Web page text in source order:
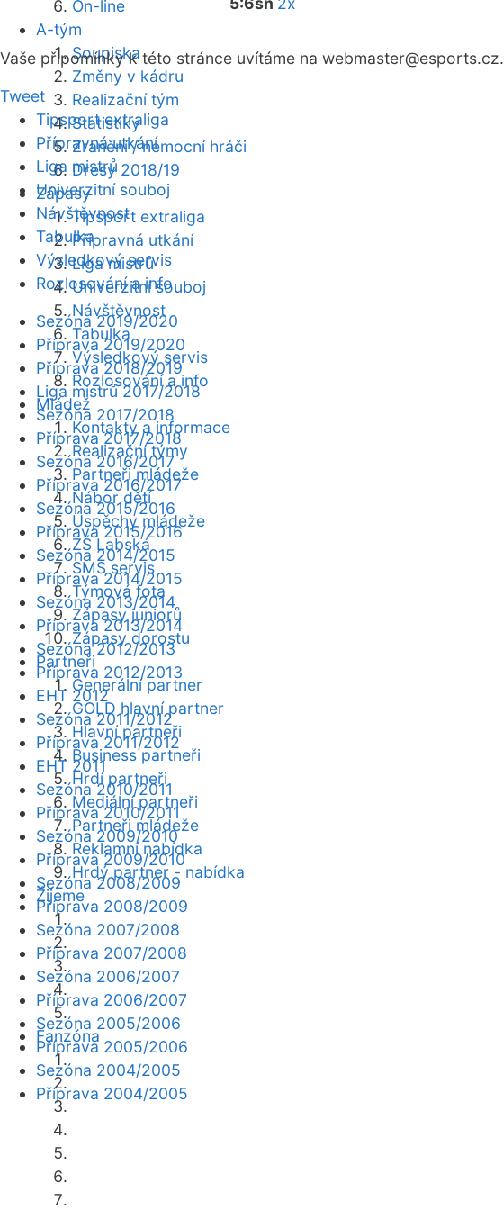
On-line
A-tým
Soupiska
Změny v kádru
Realizační tým
Statistiky
Zranění / nemocní hráči
Dresy 2018/19
Zápasy
Tipsport extraliga
Přípravná utkání
Liga mistrů
Univerzitní souboj
Návštěvnost
Tabulka
Výsledkový servis
Rozlosování a info
Mládež
Kontakty a informace
Realizační týmy
Partneři mládeže
Nábor dětí
Úspěchy mládeže
ZŠ Labská
SMS servis
Týmová fota
Zápasy juniorů
Zápasy dorostu
Partneři
Generální partner
GOLD hlavní partner
Hlavní partneři
Business partneři
Hrdí partneři
Mediální partneři
Partneři mládeže
Reklamní nabídka
Hrdý partner - nabídka
Žijeme
Fanzóna
Vaše připomínky k této stránce uvítáme na webmaster@esports.cz.
Tweet
Tipsport extraliga
Přípravná utkání
Liga mistrů
Univerzitní souboj
Návštěvnost
Tabulka
Výsledkový servis
Rozlosování a info
Sezóna 2019/2020
Příprava 2019/2020
Příprava 2018/2019
Liga mistrů 2017/2018
Sezóna 2017/2018
Příprava 2017/2018
Sezóna 2016/2017
Příprava 2016/2017
Sezóna 2015/2016
Příprava 2015/2016
Sezóna 2014/2015
Příprava 2014/2015
Sezóna 2013/2014
Příprava 2013/2014
Sezóna 2012/2013
Příprava 2012/2013
EHT 2012
Sezóna 2011/2012
Příprava 2011/2012
EHT 2011
Sezóna 2010/2011
Příprava 2010/2011
Sezóna 2009/2010
Příprava 2009/2010
Sezóna 2008/2009
Příprava 2008/2009
Sezóna 2007/2008
Příprava 2007/2008
Sezóna 2006/2007
Příprava 2006/2007
Sezóna 2005/2006
Příprava 2005/2006
Sezóna 2004/2005
Příprava 2004/2005